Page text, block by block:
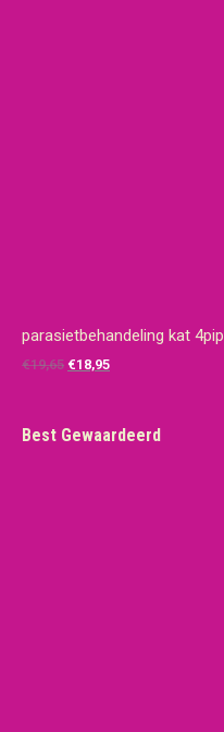
parasietbehandeling kat 4pip
€19,65 Oorspronkelijke
€19,65.
€18,95Huidige
€18,95.
Best Gewaardeerd